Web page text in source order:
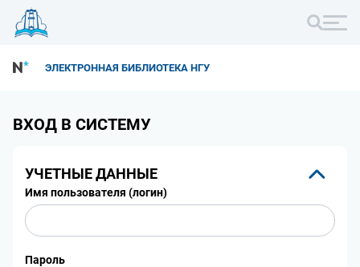
ЭЛЕКТРОННАЯ БИБЛИОТЕКА НГУ
ВХОД В СИСТЕМУ
УЧЕТНЫЕ ДАННЫЕ
Имя пользователя (логин)
Пароль